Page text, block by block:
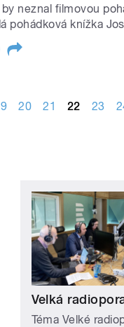
by neznal filmovou
pohádková knížka
20 21 22 23
Velká
Téma Velké